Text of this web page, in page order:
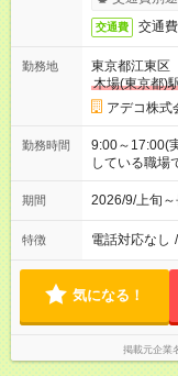
交通費 交通
勤務地
東京都江東区
木場(東京都)
アデコ株式
勤務時間
9:00～17:00(
している職場
期間 2026/9/上旬～
特徴 電話対応なし /
気になる！
掲載元企業